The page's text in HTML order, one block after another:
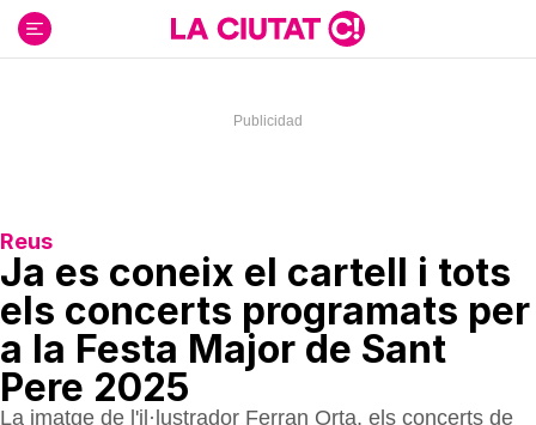
contenido
Reus
Ja es coneix el cartell i tots
els concerts programats per
a la Festa Major de Sant
Pere 2025
La imatge de l'il·lustrador Ferran Orta, els concerts de